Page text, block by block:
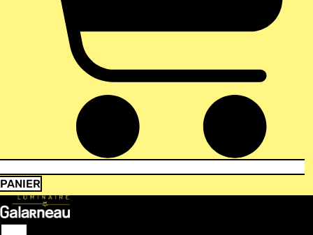
PANIER